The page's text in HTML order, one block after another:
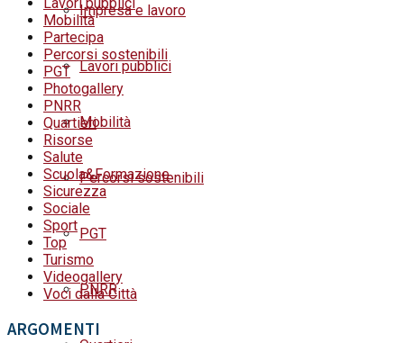
Impresa e lavoro
Lavori pubblici
Mobilità
Percorsi sostenibili
PGT
PNRR
Mobilità
Partecipa
Percorsi sostenibili
PGT
Photogallery
PNRR
Quartieri
Risorse
Salute
Scuola&Formazione
Sicurezza
Sociale
Sport
Top
Turismo
Videogallery
Voci dalla Città
ARGOMENTI